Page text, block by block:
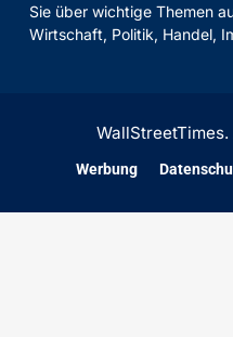
Sie über wichtige Themen
Wirtschaft, Politik, Handel,
Werbung